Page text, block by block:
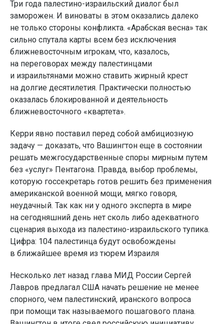
Три года палестино-израильский диалог был
заморожен. И виноваты в этом оказались далеко
не только стороны конфликта. «Арабская весна» так
сильно спутала карты всем без исключения
ближневосточным игрокам, что, казалось,
на переговорах между палестинцами
и израильтянами можно ставить жирный крест
на долгие десятилетия. Практически полностью
оказалась блокированной и деятельность
ближневосточного «квартета».
Керри явно поставил перед собой амбициозную
задачу — доказать, что Вашингтон еще в состоянии
решать межгосударственные споры мирным путем
без «услуг» Пентагона. Правда, выбор проблемы,
которую госсекретарь готов решить без применения
американской военной мощи, мягко говоря,
неудачный. Так как ни у одного эксперта в мире
на сегодняшний день нет сколь либо адекватного
сценария выхода из палестино-израильского тупика.
Цифра: 104 палестинца будут освобождены
в ближайшее время из тюрем Израиля
Несколько лет назад глава МИД России Сергей
Лавров предлагал США начать решение не менее
спорного, чем палестинский, иранского вопроса
при помощи так называемого пошагового плана.